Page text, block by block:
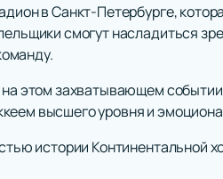
в Санкт-Петербурге,
смогут насладиться
этом захватывающем
высшего уровня и
истории Континентальной